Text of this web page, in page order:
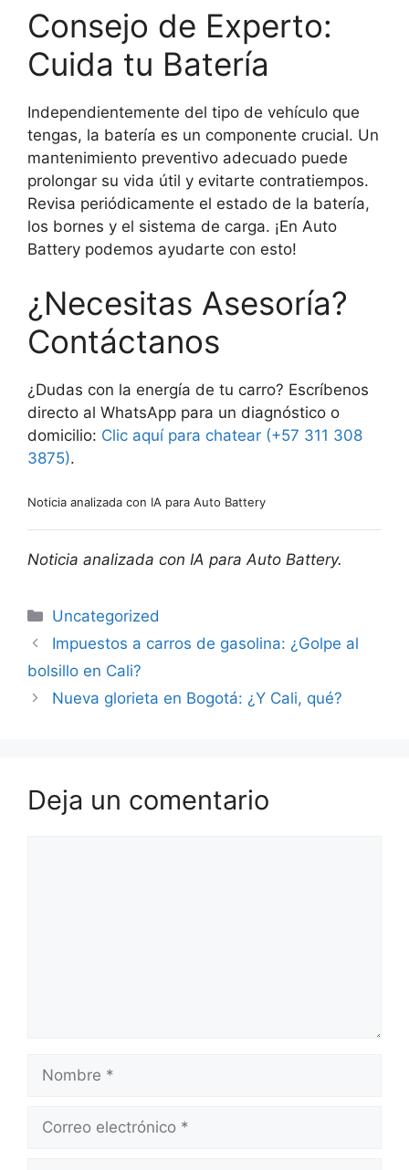
Consejo de Experto:
Cuida tu Batería
Independientemente del tipo de vehículo que
tengas, la batería es un componente crucial. Un
mantenimiento preventivo adecuado puede
prolongar su vida útil y evitarte contratiempos.
Revisa periódicamente el estado de la batería,
los bornes y el sistema de carga. ¡En Auto
Battery podemos ayudarte con esto!
¿Necesitas Asesoría?
Contáctanos
¿Dudas con la energía de tu carro? Escríbenos
directo al WhatsApp para un diagnóstico o
domicilio: Clic aquí para chatear (+57 311 308
3875).
Noticia analizada con IA para Auto Battery
Noticia analizada con IA para Auto Battery.
Uncategorized
Impuestos a carros de gasolina: ¿Golpe al
bolsillo en Cali?
Nueva glorieta en Bogotá: ¿Y Cali, qué?
Deja un comentario